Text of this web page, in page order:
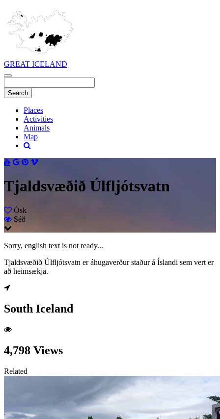
GREAT ICELAND
Places
Activities
Animals
Map
Tjaldsvæðið Úlfljótsvatn
Ósk
Séð
Sorry, english text is not ready...
Tjaldsvæðið Úlfljótsvatn er áhugaverður staður á Íslandi sem vert er
að heimsækja.
South Iceland
4,798 Views
Related